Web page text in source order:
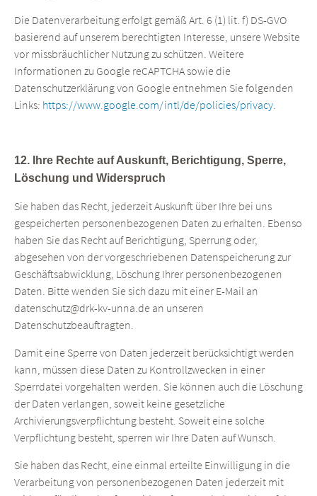
Die Datenverarbeitung erfolgt gemäß Art. 6 (1) lit. f) DS-GVO
basierend auf unserem berechtigten Interesse, unsere Website
vor missbräuchlicher Nutzung zu schützen. Weitere
Informationen zu Google reCAPTCHA sowie die
Datenschutzerklärung von Google entnehmen Sie folgenden
Links: https://www.google.com/intl/de/policies/privacy.
12. Ihre Rechte auf Auskunft, Berichtigung, Sperre,
Löschung und Widerspruch
Sie haben das Recht, jederzeit Auskunft über Ihre bei uns
gespeicherten personenbezogenen Daten zu erhalten. Ebenso
haben Sie das Recht auf Berichtigung, Sperrung oder,
abgesehen von der vorgeschriebenen Datenspeicherung zur
Geschäftsabwicklung, Löschung Ihrer personenbezogenen
Daten. Bitte wenden Sie sich dazu mit einer E-Mail an
datenschutz@drk-kv-unna.de an unseren
Datenschutzbeauftragten.
Damit eine Sperre von Daten jederzeit berücksichtigt werden
kann, müssen diese Daten zu Kontrollzwecken in einer
Sperrdatei vorgehalten werden. Sie können auch die Löschung
der Daten verlangen, soweit keine gesetzliche
Archivierungsverpflichtung besteht. Soweit eine solche
Verpflichtung besteht, sperren wir Ihre Daten auf Wunsch.
Sie haben das Recht, eine einmal erteilte Einwilligung in die
Verarbeitung von personenbezogenen Daten jederzeit mit